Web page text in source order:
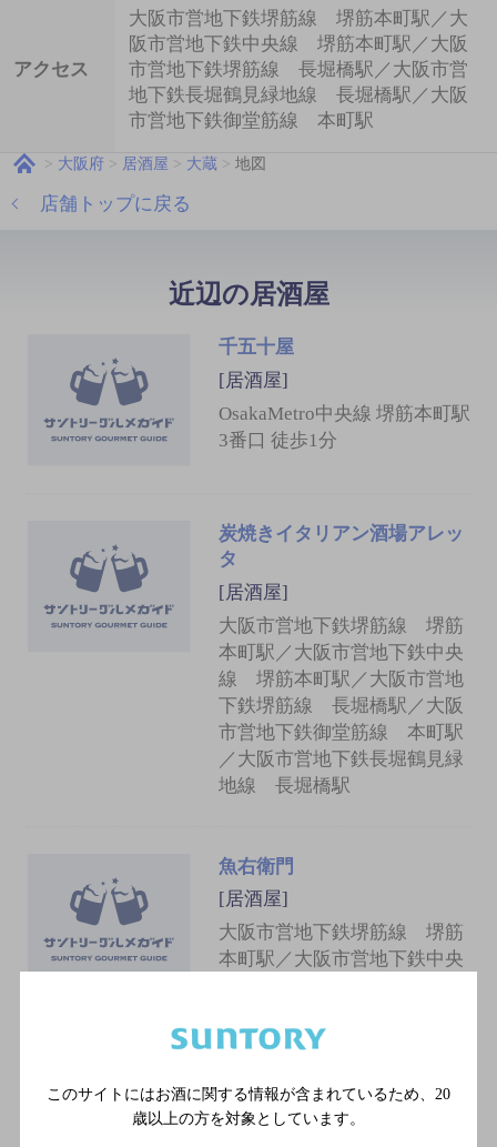
アクセス
大阪市営地下鉄堺筋線 堺筋本町駅／大
阪市営地下鉄中央線 堺筋本町駅／大阪
市営地下鉄堺筋線 長堀橋駅／大阪市営
地下鉄長堀鶴見緑地線 長堀橋駅／大阪
市営地下鉄御堂筋線 本町駅
大阪府 居酒屋 大蔵 地図
店舗トップに戻る
近辺の居酒屋
千五十屋
[居酒屋]
OsakaMetro中央線 堺筋本町駅
3番口 徒歩1分
炭焼きイタリアン酒場アレッ
タ
[居酒屋]
大阪市営地下鉄堺筋線 堺筋
本町駅／大阪市営地下鉄中央
線 堺筋本町駅／大阪市営地
下鉄堺筋線 長堀橋駅／大阪
市営地下鉄御堂筋線 本町駅
／大阪市営地下鉄長堀鶴見緑
地線 長堀橋駅
魚右衛門
[居酒屋]
大阪市営地下鉄堺筋線 堺筋
本町駅／大阪市営地下鉄中央
市営地下鉄御堂筋線 本町駅
地線 長堀橋駅
このサイトにはお酒に関する情報が含まれているため、 20
歳以上の方を対象としています。